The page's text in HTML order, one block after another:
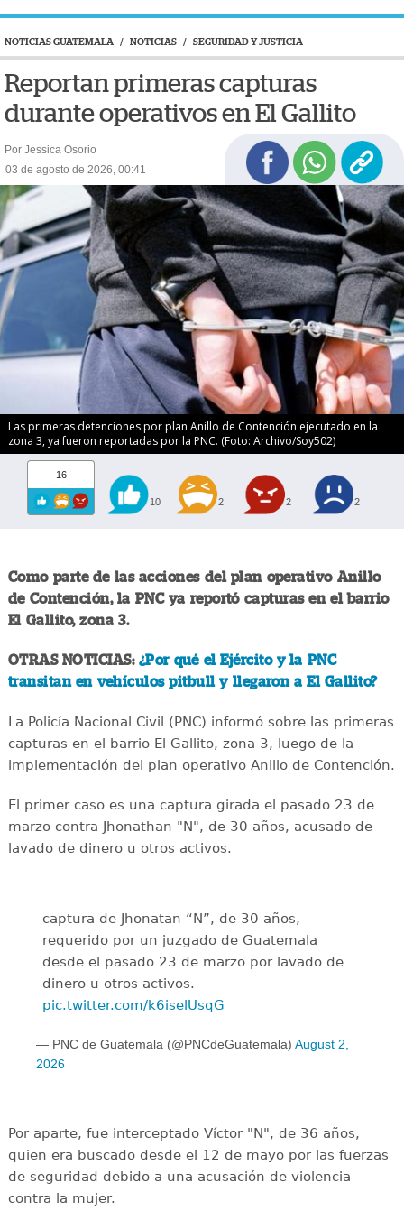
NOTICIAS GUATEMALA / NOTICIAS / SEGURIDAD Y JUSTICIA
Reportan primeras capturas
durante operativos en El Gallito
Por Jessica Osorio
03 de agosto de 2026, 00:41
Las primeras detenciones por plan Anillo de Contención ejecutado en la
zona 3, ya fueron reportadas por la PNC. (Foto: Archivo/Soy502)
16
10 2 2 2
Como parte de las acciones del plan operativo Anillo
de Contención, la PNC ya reportó capturas en el barrio
El Gallito, zona 3.
OTRAS NOTICIAS: ¿Por qué el Ejército y la PNC
transitan en vehículos pitbull y llegaron a El Gallito?
La Policía Nacional Civil (PNC) informó sobre las primeras
capturas en el barrio El Gallito, zona 3, luego de la
implementación del plan operativo Anillo de Contención.
El primer caso es una captura girada el pasado 23 de
marzo contra Jhonathan "N", de 30 años, acusado de
lavado de dinero u otros activos.
captura de Jhonatan “N”, de 30 años,
requerido por un juzgado de Guatemala
desde el pasado 23 de marzo por lavado de
dinero u otros activos.
pic.twitter.com/k6iselUsqG
— PNC de Guatemala (@PNCdeGuatemala) August 2,
2026
Por aparte, fue interceptado Víctor "N", de 36 años,
quien era buscado desde el 12 de mayo por las fuerzas
de seguridad debido a una acusación de violencia
contra la mujer.